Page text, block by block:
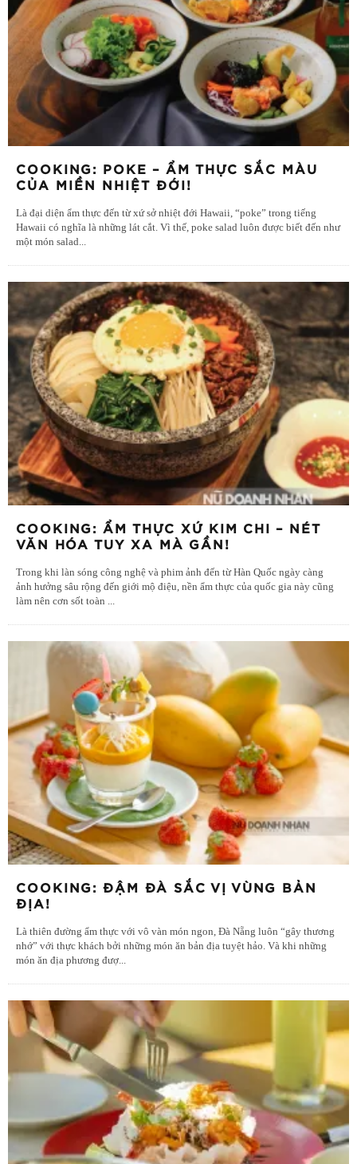
COOKING: POKE – ẨM THỰC SẮC MÀU
CỦA MIỀN NHIỆT ĐỚI!
Là đại diện ẩm thực đến từ xứ sở nhiệt đới Hawaii, “poke” trong tiếng
Hawaii có nghĩa là những lát cắt. Vì thế, poke salad luôn được biết đến như
một món salad...
COOKING: ẨM THỰC XỨ KIM CHI – NÉT
VĂN HÓA TUY XA MÀ GẦN!
Trong khi làn sóng công nghệ và phim ảnh đến từ Hàn Quốc ngày càng
ảnh hưởng sâu rộng đến giới mộ điệu, nền ẩm thực của quốc gia này cũng
làm nên cơn sốt toàn
COOKING: ĐẬM ĐÀ SẮC VỊ VÙNG BẢN
ĐỊA!
Là thiên đường ẩm thực với vô vàn món ngon, Đà Nẵng luôn “gây thương
nhớ” với thực khách bởi những món ăn bản địa tuyệt hảo. Và khi những
món ăn địa phương đượ